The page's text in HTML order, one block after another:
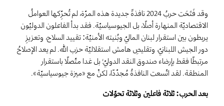
وقد فَتَحَت حربُ 2024 نافذةً جديدة هذه المرّة، لم تُحرِّكها العواملُ
الاقتصاديّة المنهارة أصلًا، بل الجيوسياسيّة. فقد بدأ الفاعلون الدوليّون
يربطون بين استقرار لبنان الماليّ وبُنيته الأمنيّة: تقييد السلاح، وتعزيزِ
دور الجيش اللبنانيّ، وتقليصِ هامش استقلاليّة حزب الله. لم يعد الإصلاحُ
مرتبطًا فقط بإرضاء صندوق النقد الدوليّ؛ بل غدا متّصلًا باستقرار
المنطقة. لقد اتّسعت النافذةُ مُجدّدًا، لكنْ مع «ميزة جيوسياسيّة».
بعد الحرب: ثلاثة فاعلين وثلاثة تحوّلات